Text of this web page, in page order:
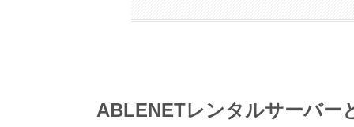
ABLENETレンタルサーバー